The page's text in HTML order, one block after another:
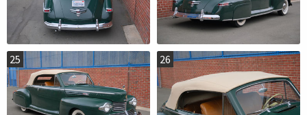
25 26